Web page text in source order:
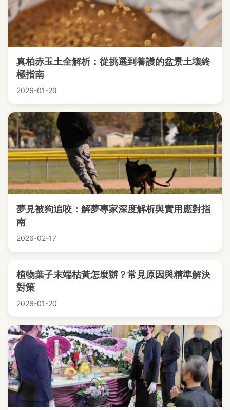
真柏赤玉土全解析：從挑選到養護的盆景土壤終
極指南
2026-01-29
夢見被狗追咬：解夢專家深度解析與實用應對指
南
2026-02-17
植物葉子末端枯黃怎麼辦？常見原因與精準解決
對策
2026-01-20